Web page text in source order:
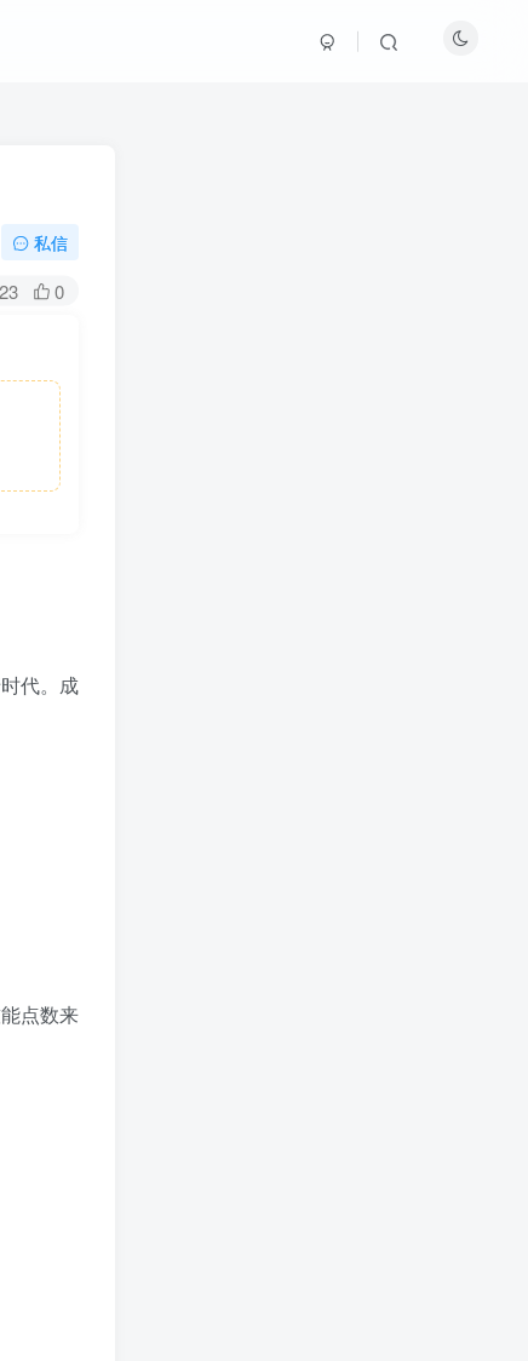
私信
23 0
代。成
点数来